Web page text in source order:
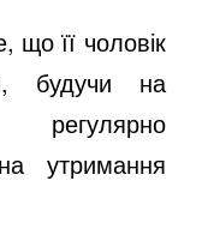
що її чоловік
будучи на
утримання